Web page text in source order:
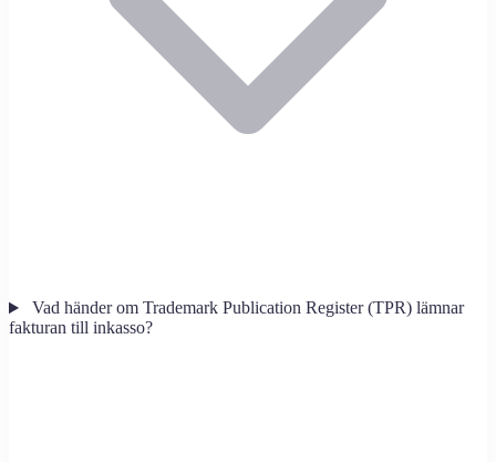
Vad händer om Trademark Publication Register (TPR) lämnar
fakturan till inkasso?